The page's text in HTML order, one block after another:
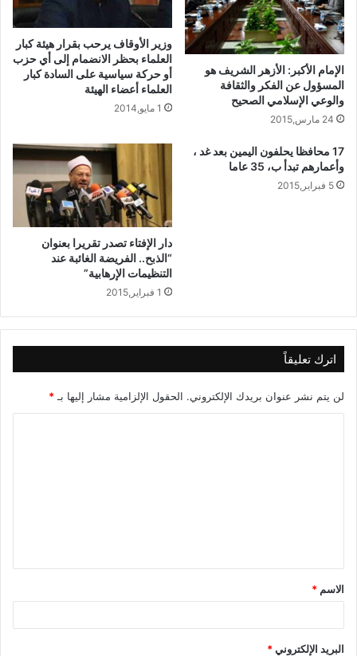
الإمام الأكبر: الأزهر الشريف هو
المسؤول عن الفكر والثقافة
والوعي الإسلامي الصحيح
24 مارس,2015
وزير الأوقاف يرحب بقرار هيئة كبار
العلماء بحظر الانضمام إلى أي حزب
أو حركة سياسية على السادة كبار
العلماء أعضاء الهيئة
1 مايو,2014
17 محافظا يحلفون اليمين بعد غد ،
وأعمارهم تبدأ ب، 35 عاما
5 فبراير,2015
دار الإفتاء تصدر تقريرا بعنوان
“الذبح.. الفريضة الغائبة عند
التنظيمات الإرهابية”
1 فبراير,2015
اترك تعليقاً
لن يتم نشر عنوان بريدك الإلكتروني. الحقول الإلزامية مشار إليها بـ *
ق
*
الاسم *
البريد الإلكتروني*